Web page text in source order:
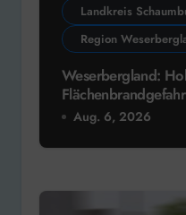
Landkreis
Region
Weserbergland:
Flächenbrandgefahr
Aug. 6, 2026